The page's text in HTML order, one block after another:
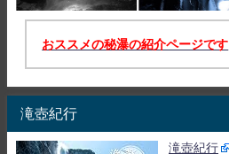
おススメの秘瀑の紹介ページです
滝壺紀行
滝壺紀行